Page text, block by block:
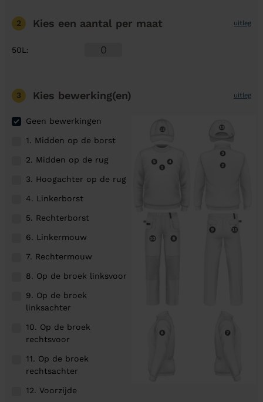
2 Kies een aantal per maat uitleg
50L :
3 Kies bewerking(en) uitleg
Geen bewerkingen
1. Midden op de borst
2. Midden op de rug
3. Hoogachter op de rug
4. Linkerborst
5. Rechterborst
6. Linkermouw
7. Rechtermouw
8. Op de broek linksvoor
9. Op de broek
linksachter
10. Op de broek
rechtsvoor
11. Op de broek
rechtsachter
12. Voorzijde